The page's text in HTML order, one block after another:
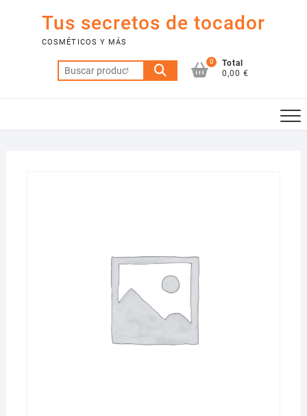
contenido
Tus secretos de tocador
COSMÉTICOS Y MÁS
Buscar
por:
0
Total
0,00 €